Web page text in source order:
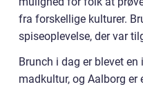
fra forskellige kulturer.
spiseoplevelse, der var
Brunch i dag er blevet
madkultur, og Aalborg er